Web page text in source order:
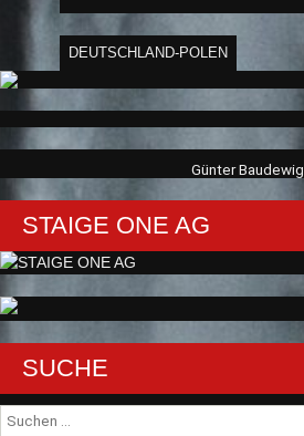
Beitragsnavigation
DEUTSCHLAND-POLEN
Günter Baudewig
STAIGE ONE AG
SUCHE
Suche
nach: